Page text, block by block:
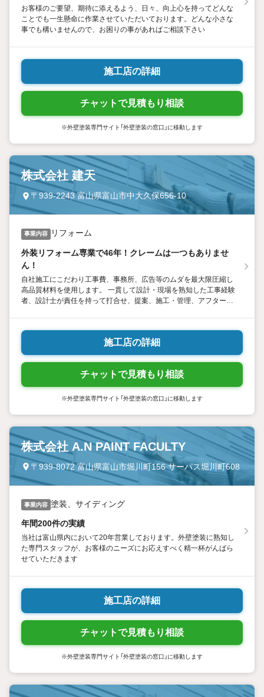
お客様のご要望、期待に添えるよう、日々、向上心を持ってどんな
ことでも一生懸命に作業させていただいております。どんな小さな
事でも構いませんので、お困りの事があればご相談下さい
施工店の詳細
チャットで見積もり相談
※外壁塗装専門サイト「外壁塗装の窓口」に移動します
株式会社 建天
〒939-2243 富山県富山市中大久保656-10
事業内容 リフォーム
外装リフォーム専業で46年！クレームは一つもありませ
ん！
自社施工にこだわり工事費、事務所、広告等のムダを最大限圧縮し
高品質材料を使用します。 一貫して設計・現場を熟知した工事経験
者、設計士が責任を持って打合せ、提案、施工・管理、アフターフ
施工店の詳細
チャットで見積もり相談
※外壁塗装専門サイト「外壁塗装の窓口」に移動します
株式会社 A.N PAINT FACULTY
〒939-8072 富山県富山市堀川町156 サーパス堀川町608
事業内容 塗装、サイディング
年間200件の実績
当社は富山県内において20年営業しております。外壁塗装に熟知し
た専門スタッフが、お客様のニーズにお応えすべく精一杯がんばら
せていただきます
施工店の詳細
チャットで見積もり相談
※外壁塗装専門サイト「外壁塗装の窓口」に移動します